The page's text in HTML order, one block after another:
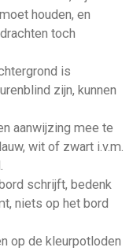
houden, en
toch
is
zijn, kunnen
aanwijzing mee te
wit of zwart i.v.m.
schrijft, bedenk
niets op het bord
op de kleurpotloden